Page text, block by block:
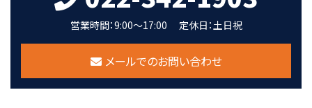
営業時間：9:00～17:00 定休日：土日祝
メールでのお問い合わせ